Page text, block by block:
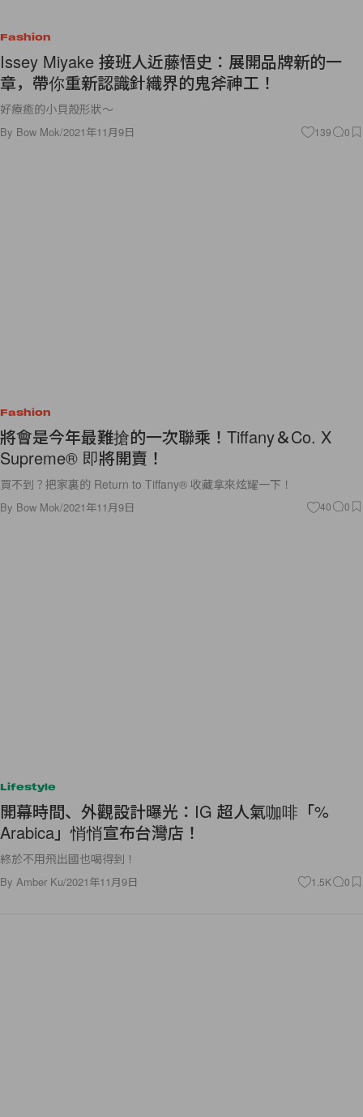
Fashion
Issey Miyake 接班人近藤悟史：展開品牌新的一
章，帶你重新認識針織界的鬼斧神工！
好療癒的小貝殼形狀～
By Bow Mok/2021年11月9日 139 0
Fashion
將會是今年最難搶的一次聯乘！Tiffany＆Co. X
Supreme® 即將開賣！
買不到？把家裏的 Return to Tiffany® 收藏拿來炫耀一下！
By Bow Mok/2021年11月9日 40 0
Lifestyle
開幕時間、外觀設計曝光：IG 超人氣咖啡「%
Arabica」悄悄宣布台灣店！
終於不用飛出國也喝得到！
By Amber Ku/2021年11月9日 1.5K 0